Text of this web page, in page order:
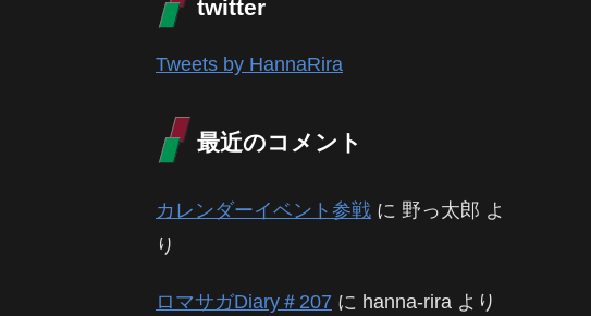
twitter
Tweets by HannaRira
最近のコメント
カレンダーイベント参戦 に 野っ太郎 よ
り
ロマサガDiary＃207 に hanna-rira より